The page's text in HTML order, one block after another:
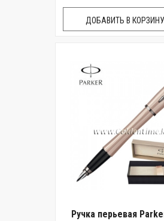
ДОБАВИТЬ В КОРЗИНУ
Ручка перьевая